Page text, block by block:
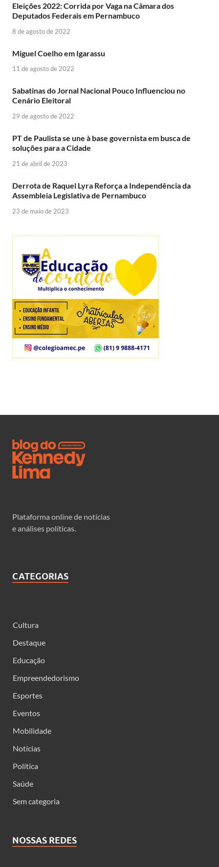
Eleições 2022: Corrida por Vaga na Câmara dos
Deputados Federais em Pernambuco
8 de agosto de 2022
Miguel Coelho em Igarassu
11 de agosto de 2022
Sabatinas do Jornal Nacional Pouco Influenciou no
Cenário Eleitoral
29 de agosto de 2022
PT de Paulista se une à base governista em busca de
soluções para a Cidade
21 de abril de 2023
Derrota de Raquel Lyra Reforça a Independência da
Assembleia Legislativa de Pernambuco
23 de maio de 2023
Plataforma online de notícias
e análises políticas.
CATEGORIAS
Cultura
Destaque
Educação
Empreendedorismo
Esportes
Eventos
Mobilidade
Notícias
Política
Saúde
Sem categoria
NOSSAS REDES